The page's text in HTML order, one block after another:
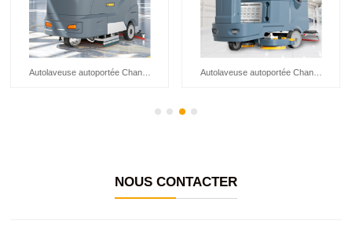
Autolaveuse autoportée Chancee K90 Autolaveuse autoportée Chancee K80
NOUS CONTACTER